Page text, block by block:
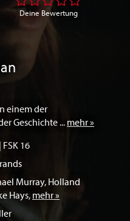
einem der
Geschichte ... mehr »
FSK 16
Murray, Holland
Hays, mehr »
Deine Bewertung